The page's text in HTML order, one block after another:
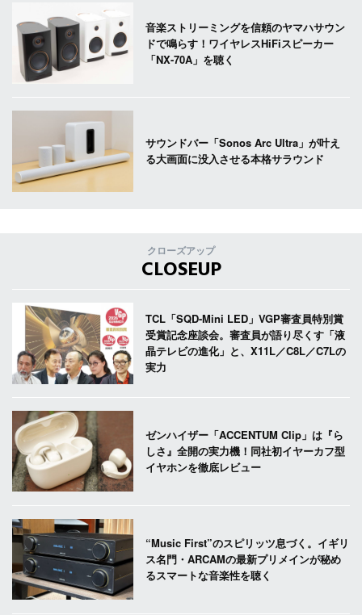
音楽ストリーミングを信頼のヤマハサウン
ドで鳴らす！ワイヤレスHiFiスピーカー
「NX-70A」を聴く
サウンドバー「Sonos Arc Ultra」が叶え
る大画面に没入させる本格サラウンド
クローズアップ
CLOSEUP
TCL「SQD-Mini LED」VGP審査員特別賞
受賞記念座談会。審査員が語り尽くす「液
晶テレビの進化」と、X11L／C8L／C7Lの
実力
ゼンハイザー「ACCENTUM Clip」は『ら
しさ』全開の実力機！同社初イヤーカフ型
イヤホンを徹底レビュー
“Music First”のスピリッツ息づく。イギリ
ス名門・ARCAMの最新プリメインが秘め
るスマートな音楽性を聴く